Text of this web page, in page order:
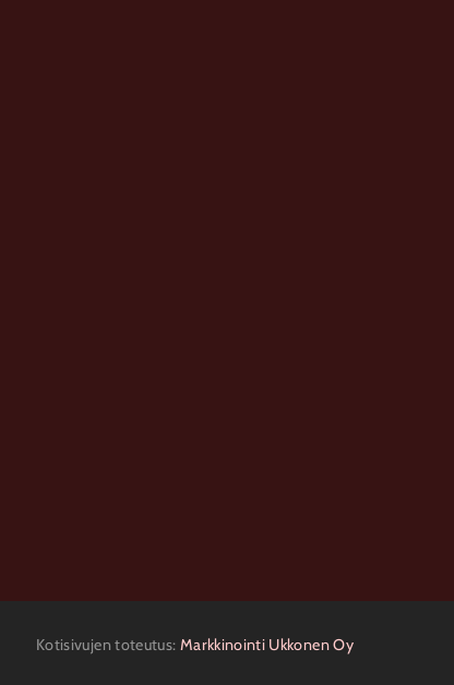
Kotisivujen toteutus: Markkinointi Ukkonen Oy